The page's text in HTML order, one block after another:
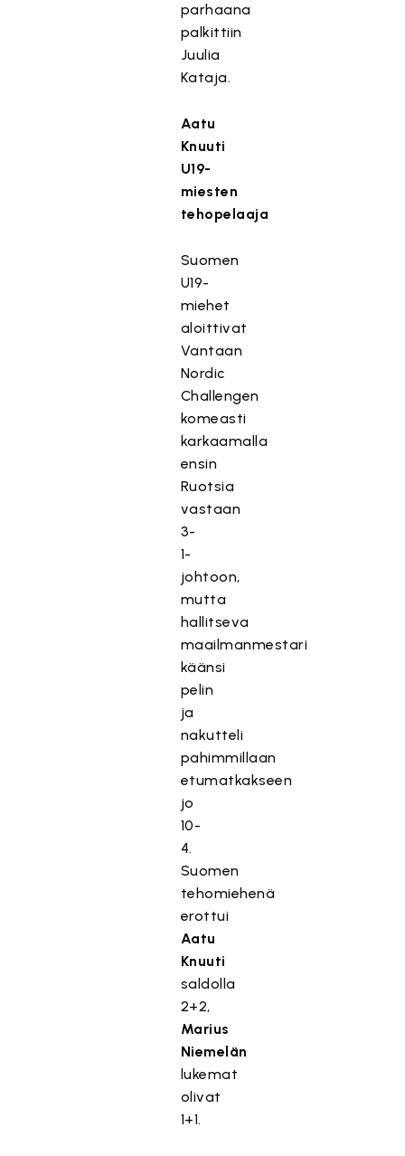
parhaana
palkittiin
Juulia
Kataja.
Aatu
Knuuti
U19-
miesten
tehopelaaja
Suomen
U19-
miehet
aloittivat
Vantaan
Nordic
Challengen
komeasti
karkaamalla
ensin
Ruotsia
vastaan
3-
1-
johtoon,
mutta
hallitseva
maailmanmestari
käänsi
pelin
ja
nakutteli
pahimmillaan
etumatkakseen
jo
10-
4.
Suomen
tehomiehenä
erottui
Aatu
Knuuti
saldolla
2+2,
Marius
Niemelän
lukemat
olivat
1+1.